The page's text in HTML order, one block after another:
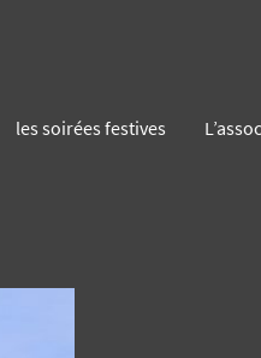
les soirées festives